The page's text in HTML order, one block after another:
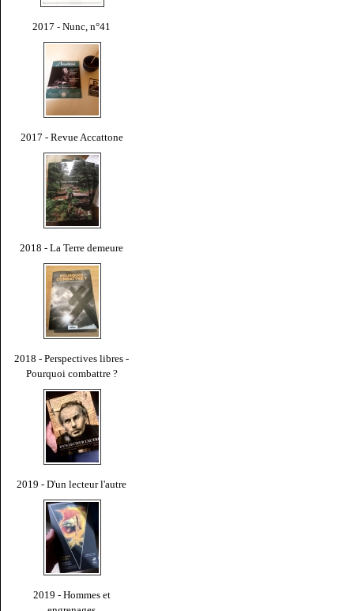
2017 - Nunc, n°41
2017 - Revue Accattone
2018 - La Terre demeure
2018 - Perspectives libres -
Pourquoi combattre ?
2019 - D'un lecteur l'autre
2019 - Hommes et